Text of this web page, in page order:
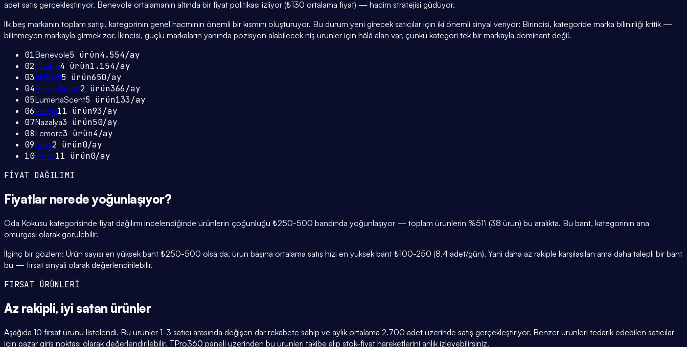
adet satış gerçekleştiriyor. Benevole ortalamanın altında bir fiyat politikası izliyor (₺130 ortalama fiyat) — hacim stratejisi güdüyor.
İlk beş markanın toplam satışı, kategorinin genel hacminin önemli bir kısmını oluşturuyor. Bu durum yeni girecek satıcılar için iki önemli sinyal veriyor: Birincisi, kategoride marka bilinirliği kritik —
bilinmeyen markayla girmek zor. İkincisi, güçlü markaların yanında pozisyon alabilecek niş ürünler için hâlâ alan var, çünkü kategori tek bir markayla dominant değil.
01Benevole5 ürün4.554/ay
02Chakra4 ürün1.154/ay
03AURAN5 ürün650/ay
04Bella Maison2 ürün366/ay
05LumenaScent5 ürün133/ay
06Pereja11 ürün93/ay
07Nazalya3 ürün50/ay
08Lemore3 ürün4/ay
09nilco2 ürün0/ay
10Rinox11 ürün0/ay
FİYAT DAĞILIMI
Fiyatlar nerede yoğunlaşıyor?
Oda Kokusu kategorisinde fiyat dağılımı incelendiğinde ürünlerin çoğunluğu ₺250-500 bandında yoğunlaşıyor — toplam ürünlerin %51'i (38 ürün) bu aralıkta. Bu bant, kategorinin ana
omurgası olarak görülebilir.
İlginç bir gözlem: Ürün sayısı en yüksek bant ₺250-500 olsa da, ürün başına ortalama satış hızı en yüksek bant ₺100-250 (8.4 adet/gün). Yani daha az rakiple karşılaşılan ama daha talepli bir bant
bu — fırsat sinyali olarak değerlendirilebilir.
FIRSAT ÜRÜNLERİ
Az rakipli, iyi satan ürünler
Aşağıda 10 fırsat ürünü listelendi. Bu ürünler 1-3 satıcı arasında değişen dar rekabete sahip ve aylık ortalama 2.700 adet üzerinde satış gerçekleştiriyor. Benzer ürünleri tedarik edebilen satıcılar
için pazar giriş noktası olarak değerlendirilebilir. TPro360 paneli üzerinden bu ürünleri takibe alıp stok-fiyat hareketlerini anlık izleyebilirsiniz.